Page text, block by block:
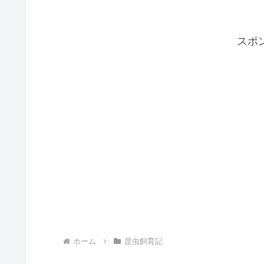
スポ
ホーム 昆虫飼育記